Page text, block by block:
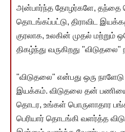
அன்பார்ந்த தோழர்களே, தந்தை
தொடங்கப்பட்டு, திராவிட
குரலாக, உலகின் முதல் மற்றும்
திகழ்ந்து வருகிறது "விடுதலை"
"விடுதலை" என்பது ஒரு
இயக்கம். விடுதலை தன்
தொடர, உங்கள் பொருளாதார
பெரியார் தொடங்கி வளர்த்த